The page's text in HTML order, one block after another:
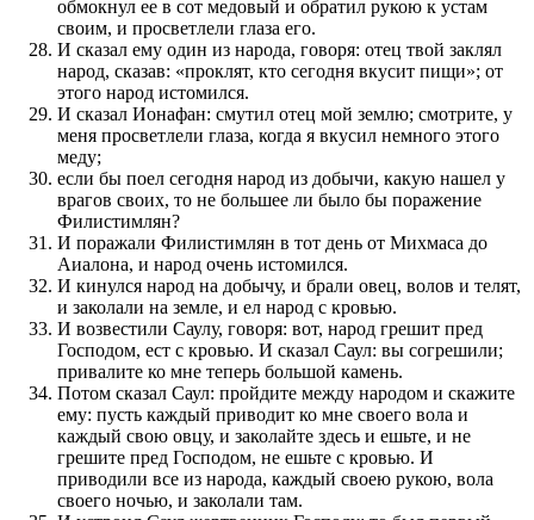
обмокнул ее в сот медовый и обратил рукою к устам
своим, и просветлели глаза его.
И сказал ему один из народа, говоря: отец твой заклял
народ, сказав: «проклят, кто сегодня вкусит пищи»; от
этого народ истомился.
И сказал Ионафан: смутил отец мой землю; смотрите, у
меня просветлели глаза, когда я вкусил немного этого
меду;
если бы поел сегодня народ из добычи, какую нашел у
врагов своих, то не большее ли было бы поражение
Филистимлян?
И поражали Филистимлян в тот день от Михмаса до
Аиалона, и народ очень истомился.
И кинулся народ на добычу, и брали овец, волов и телят,
и заколали на земле, и ел народ с кровью.
И возвестили Саулу, говоря: вот, народ грешит пред
Господом, ест с кровью. И сказал Саул: вы согрешили;
привалите ко мне теперь большой камень.
Потом сказал Саул: пройдите между народом и скажите
ему: пусть каждый приводит ко мне своего вола и
каждый свою овцу, и заколайте здесь и ешьте, и не
грешите пред Господом, не ешьте с кровью. И
приводили все из народа, каждый своею рукою, вола
своего ночью, и заколали там.